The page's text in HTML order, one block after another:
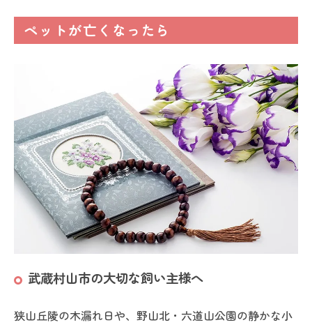
ペットが亡くなったら
武蔵村山市の大切な飼い主様へ
狭山丘陵の木漏れ日や、野山北・六道山公園の静かな小